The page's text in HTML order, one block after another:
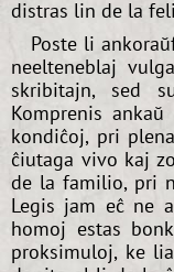
distras lin de la
Poste li
neelteneblaj
skribitajn, sed
Komprenis
kondiĉoj, pri
ĉiutaga vivo kaj
de la familio, pri
Legis jam eĉ ne
homoj estas
proksimuloj, ke